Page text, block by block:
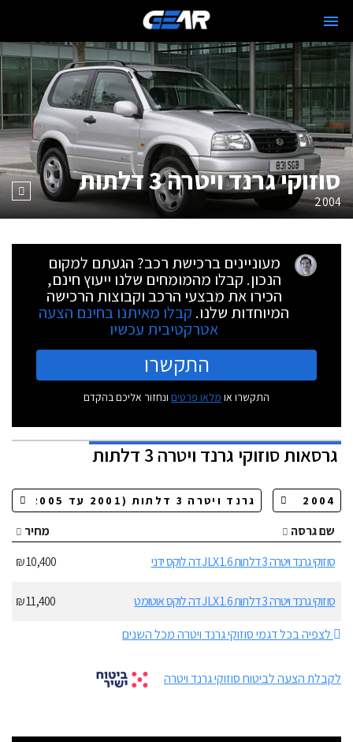
סוזוקי גרנד ויטרה 3 דלתות
2004
מעוניינים ברכישת רכב? הגעתם למקום
הנכון. קבלו מהמומחים שלנו ייעוץ חינם,
הכירו את מבצעי הרכב וקבוצות הרכישה
המיוחדות שלנו. קבלו מאיתנו בחינם הצעה
אטרקטיבית עכשיו
התקשרו
התקשרו או מלאו פרטים ונחזור אליכם בהקדם
גרסאותסוזוקי גרנד ויטרה 3 דלתות
שם גרסה
מחיר
סוזוקי גרנד ויטרה 3 דלתות 1.6 JLX דה לוקס ידני
10,400 ₪
סוזוקי גרנד ויטרה 3 דלתות 1.6 JLX דה לוקס אוטומט
11,400 ₪
לצפיה בכל דגמי סוזוקי גרנד ויטרה מכל השנים
לקבלת הצעה לביטוח סוזוקי גרנד ויטרה